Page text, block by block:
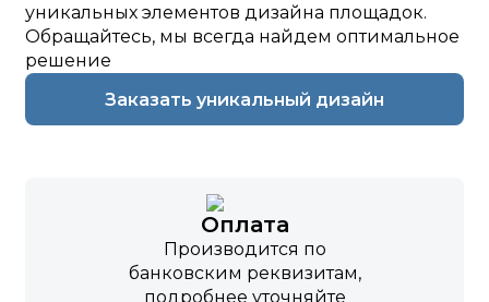
уникальных элементов дизайна площадок.
Обращайтесь, мы всегда найдем оптимальное
решение
Заказать уникальный дизайн
Оплата
Производится по
банковским реквизитам,
подробнее уточняйте